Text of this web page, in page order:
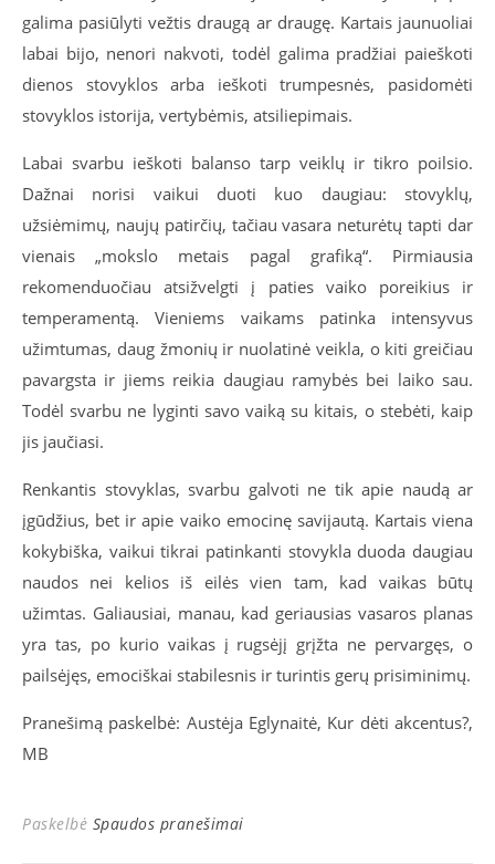
galima pasiūlyti vežtis draugą ar draugę. Kartais jaunuoliai
labai bijo, nenori nakvoti, todėl galima pradžiai paieškoti
dienos stovyklos arba ieškoti trumpesnės, pasidomėti
stovyklos istorija, vertybėmis, atsiliepimais.
Labai svarbu ieškoti balanso tarp veiklų ir tikro poilsio.
Dažnai norisi vaikui duoti kuo daugiau: stovyklų,
užsiėmimų, naujų patirčių, tačiau vasara neturėtų tapti dar
vienais „mokslo metais pagal grafiką“. Pirmiausia
rekomenduočiau atsižvelgti į paties vaiko poreikius ir
temperamentą. Vieniems vaikams patinka intensyvus
užimtumas, daug žmonių ir nuolatinė veikla, o kiti greičiau
pavargsta ir jiems reikia daugiau ramybės bei laiko sau.
Todėl svarbu ne lyginti savo vaiką su kitais, o stebėti, kaip
jis jaučiasi.
Renkantis stovyklas, svarbu galvoti ne tik apie naudą ar
įgūdžius, bet ir apie vaiko emocinę savijautą. Kartais viena
kokybiška, vaikui tikrai patinkanti stovykla duoda daugiau
naudos nei kelios iš eilės vien tam, kad vaikas būtų
užimtas. Galiausiai, manau, kad geriausias vasaros planas
yra tas, po kurio vaikas į rugsėjį grįžta ne pervargęs, o
pailsėjęs, emociškai stabilesnis ir turintis gerų prisiminimų.
Pranešimą paskelbė: Austėja Eglynaitė, Kur dėti akcentus?,
MB
Paskelbė Spaudos pranešimai